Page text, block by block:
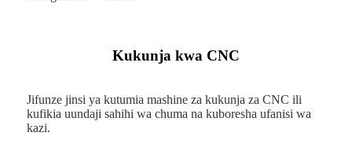
Kukunja kwa CNC
Jifunze jinsi ya kutumia mashine za kukunja za CNC ili
kufikia uundaji sahihi wa chuma na kuboresha ufanisi wa
kazi.